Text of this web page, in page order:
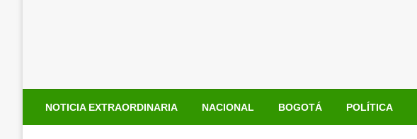
NOTICIA EXTRAORDINARIA NACIONAL BOGOTÁ POLÍTICA